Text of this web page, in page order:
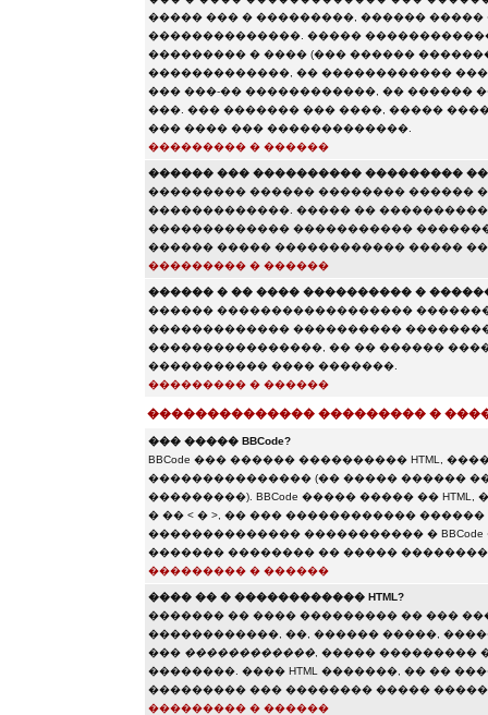
����� ��� � ���������, ������
��������������. �����
��������� � ���� (��� ������
�������������, �� ������������
��� ���-�� ������������, �� ������
���. ��� ������� ��� ����, �����
��� ���� ��� �������������.
��������� � ������
������ ��� ���������� ���������
��������� ������ �������� ������
�������������. ����� ��
������������� �����������
������ ����� ������������ �����
��������� � ������
������ � �� ���� ���������� �
������ ������������������
������������� ����������
����������������, �� �� ������
����������� ���� �������.
��������� � ������
�������������� ��������� �
��� ����� BBCode?
BBCode ��� ������ ���������� HTML,
��������������� (�� ����� ������
���������). BBCode ����� ����� ��
� �� < � >, �� ��� ������������
�������������� ����������� �
������� �������� �� �����
��������� � ������
���� �� � ������������ HTML?
������� �� ���� ��������� �� ���
������������, ��, ������ �����,
��� ������������, ����� ���������
��������. ���� HTML �������, �� ��
��������� ��� �������� �����
��������� � ������